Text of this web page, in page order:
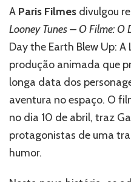
–
Filme:
Dupla
icônica
enfrenta
alienígenas
para
a
terra
A Paris Filmes divulgou
Looney Tunes – O Filme: O
Day the Earth Blew Up: A
produção animada que
longa data dos
aventura no espaço. O
no dia 10 de abril, traz
protagonistas de uma
humor.